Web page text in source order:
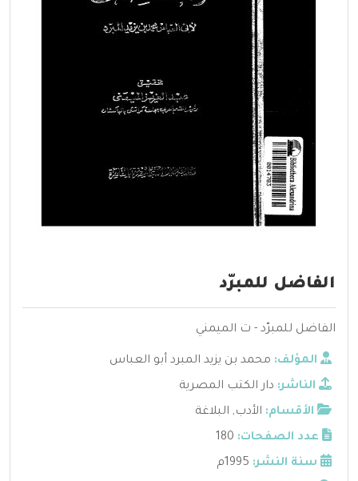
الفاضل للمبرّد
الفاضل للمبرّد - ت الميمني
المؤلف: محمد بن يزيد المبرد أبو العباس
الناشر: دار الكتب المصرية
الأقسام: الأدب, البلاغة
عدد الصفحات: 180
سنة النشر: 1995م